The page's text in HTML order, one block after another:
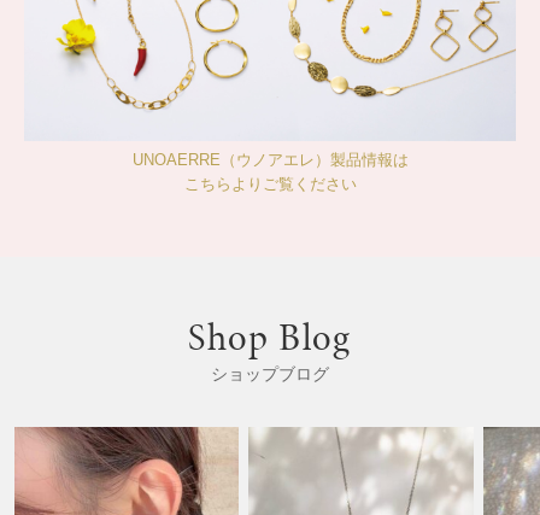
UNOAERRE（ウノアエレ）製品情報は
こちらよりご覧ください
Shop Blog
ショップブログ
表示